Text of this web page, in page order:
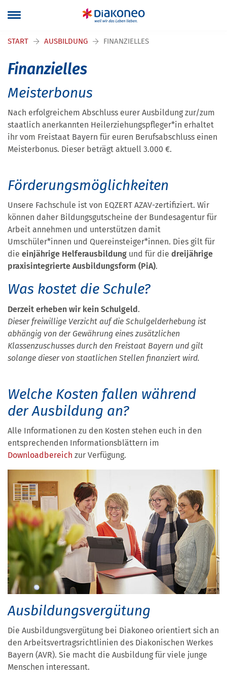
START AUSBILDUNG FINANZIELLES
Finanzielles
Meisterbonus
Nach erfolgreichem Abschluss eurer Ausbildung zur/zum
staatlich anerkannten Heilerziehungspfleger*in erhaltet
ihr vom Freistaat Bayern für euren Berufsabschluss einen
Meisterbonus. Dieser beträgt aktuell 3.000 €.
Förderungsmöglichkeiten
Unsere Fachschule ist von EQZERT AZAV-zertifiziert. Wir
können daher Bildungsgutscheine der Bundesagentur für
Arbeit annehmen und unterstützen damit
Umschüler*innen und Quereinsteiger*innen. Dies gilt für
die einjährige Helferausbildung und für die dreijährige
praxisintegrierte Ausbildungsform (PiA).
Was kostet die Schule?
Derzeit erheben wir kein Schulgeld.
Dieser freiwillige Verzicht auf die Schulgelderhebung ist
abhängig von der Gewährung eines zusätzlichen
Klassenzuschusses durch den Freistaat Bayern und gilt
solange dieser von staatlichen Stellen finanziert wird.
Welche Kosten fallen während
der Ausbildung an?
Alle Informationen zu den Kosten stehen euch in den
entsprechenden Informationsblättern im
Downloadbereich zur Verfügung.
Ausbildungsvergütung
Die Ausbildungsvergütung bei Diakoneo orientiert sich an
den Arbeitsvertragsrichtlinien des Diakonischen Werkes
Bayern (AVR). Sie macht die Ausbildung für viele junge
Menschen interessant.